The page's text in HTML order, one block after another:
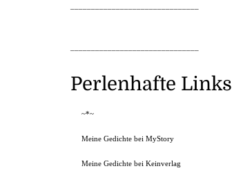
Perlenhafte Links
~*~
Meine Gedichte bei MyStory
Meine Gedichte bei Keinverlag